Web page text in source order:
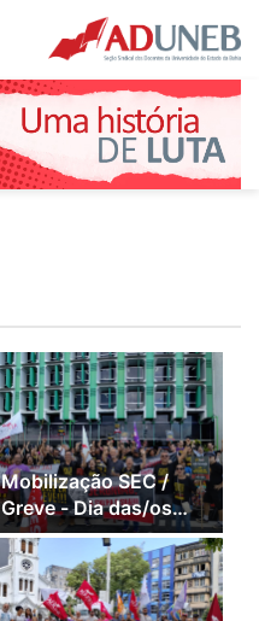
Pesquisar
Mobilização SEC /
Greve - Dia das/os
Professoras/es
(15/10/24)